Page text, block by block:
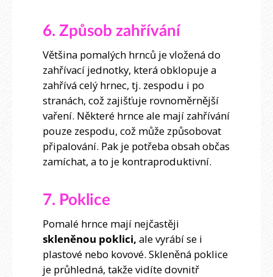
6. Způsob zahřívání
Většina pomalých hrnců je vložená do
zahřívací jednotky, která obklopuje a
zahřívá celý hrnec, tj. zespodu i po
stranách, což zajišťuje rovnoměrnější
vaření. Některé hrnce ale mají zahřívání
pouze zespodu, což může způsobovat
připalování. Pak je potřeba obsah občas
zamíchat, a to je kontraproduktivní.
7. Poklice
Pomalé hrnce mají nejčastěji
skleněnou poklici, ale vyrábí se i
plastové nebo kovové. Skleněná poklice
je průhledná, takže vidíte dovnitř